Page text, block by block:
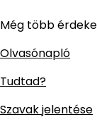
Még több
Olvasónapló
Tudtad?
Szavak jelentése